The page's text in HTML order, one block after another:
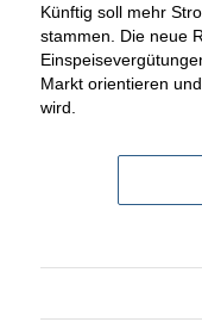
Künftig soll mehr
stammen. Die neue
Markt orientieren
wird.